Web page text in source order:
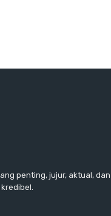
penting, jujur, aktual, dan